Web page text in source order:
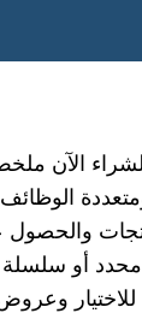
الآن
أو